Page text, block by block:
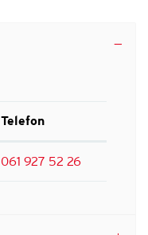
Telefon
061 927 52 26